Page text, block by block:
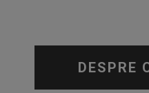
DESPRE